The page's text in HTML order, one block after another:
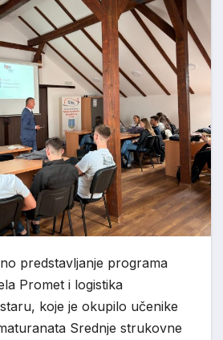
predstavljanje programa
Promet i logistika
koje je okupilo učenike
Srednje strukovne